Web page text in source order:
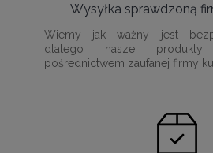
Wysyłka sprawdzoną
Wiemy jak ważny jest
dlatego nasze
pośrednictwem zaufanej firmy